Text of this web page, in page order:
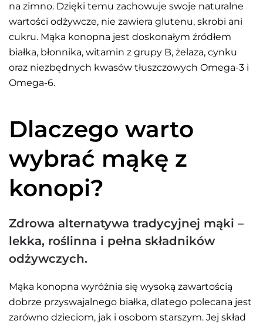
na zimno. Dzięki temu zachowuje swoje naturalne
wartości odżywcze, nie zawiera glutenu, skrobi ani
cukru. Mąka konopna jest doskonałym źródłem
białka, błonnika, witamin z grupy B, żelaza, cynku
oraz niezbędnych kwasów tłuszczowych Omega-3 i
Omega-6.
Dlaczego warto
wybrać mąkę z
konopi?
Zdrowa alternatywa tradycyjnej mąki –
lekka, roślinna i pełna składników
odżywczych.
Mąka konopna wyróżnia się wysoką zawartością
dobrze przyswajalnego białka, dlatego polecana jest
zarówno dzieciom, jak i osobom starszym. Jej skład